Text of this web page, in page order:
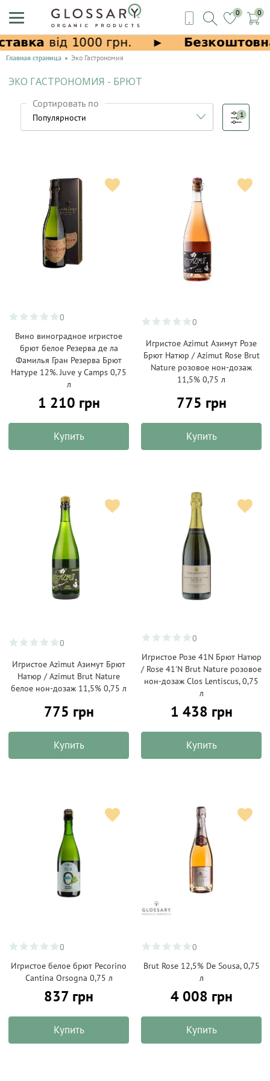
0 0
Главная страница Эко Гастрономия
ЭКО ГАСТРОНОМИЯ - БРЮТ
Сортировать по
1
0
Вино виноградное игристое
брют белое Резерва де ла
Фамилья Гран Резерва Брют
Натуре 12%. Juve y Camps 0,75
л
1 210 грн
Купить
0
Игристое Azimut Азимут Розе
Брют Натюр / Azimut Rose Brut
Nature розовое нон-дозаж
11,5% 0,75 л
775 грн
Купить
0
Игристое Azimut Азимут Брют
Натюр / Azimut Brut Nature
белое нон-дозаж 11,5% 0,75 л
775 грн
Купить
0
Игристое Розе 41N Брют Натюр
/ Rose 41'N Brut Nature розовое
нон-дозаж Clos Lentiscus, 0,75
л
1 438 грн
Купить
0
Игристое белое брют Pecorino
Cantina Orsogna 0,75 л
837 грн
Купить
0
Brut Rose 12,5% De Sousa, 0,75
л
4 008 грн
Купить